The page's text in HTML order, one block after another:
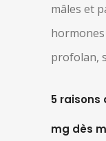
mâles et
profolan,
5 raisons
mg dès